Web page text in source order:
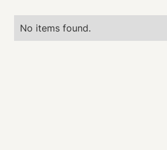
No items found.